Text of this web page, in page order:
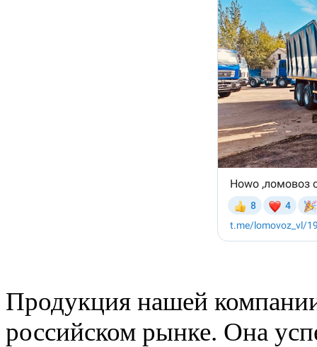
Продукция нашей
российском рынке. Она